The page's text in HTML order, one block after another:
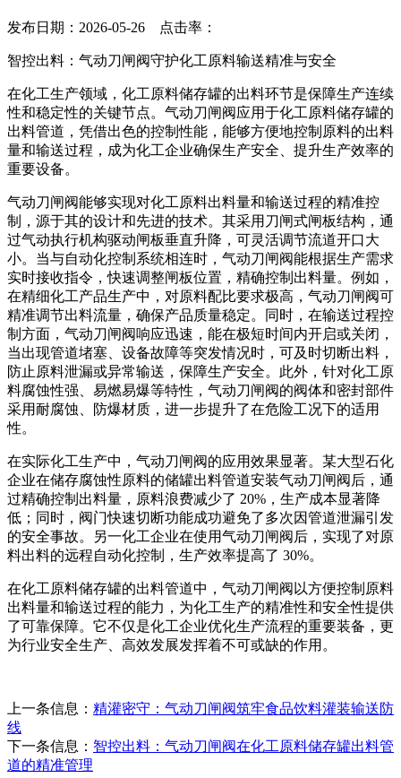
发布日期：2026-05-26 点击率：
智控出料：气动刀闸阀守护化工原料输送精准与安全
在化工生产领域，化工原料储存罐的出料环节是保障生产连续
性和稳定性的关键节点。气动刀闸阀应用于化工原料储存罐的
出料管道，凭借出色的控制性能，能够方便地控制原料的出料
量和输送过程，成为化工企业确保生产安全、提升生产效率的
重要设备。
气动刀闸阀能够实现对化工原料出料量和输送过程的精准控
制，源于其的设计和先进的技术。其采用刀闸式闸板结构，通
过气动执行机构驱动闸板垂直升降，可灵活调节流道开口大
小。当与自动化控制系统相连时，气动刀闸阀能根据生产需求
实时接收指令，快速调整闸板位置，精确控制出料量。例如，
在精细化工产品生产中，对原料配比要求极高，气动刀闸阀可
精准调节出料流量，确保产品质量稳定。同时，在输送过程控
制方面，气动刀闸阀响应迅速，能在极短时间内开启或关闭，
当出现管道堵塞、设备故障等突发情况时，可及时切断出料，
防止原料泄漏或异常输送，保障生产安全。此外，针对化工原
料腐蚀性强、易燃易爆等特性，气动刀闸阀的阀体和密封部件
采用耐腐蚀、防爆材质，进一步提升了在危险工况下的适用
性。
在实际化工生产中，气动刀闸阀的应用效果显著。某大型石化
企业在储存腐蚀性原料的储罐出料管道安装气动刀闸阀后，通
过精确控制出料量，原料浪费减少了 20%，生产成本显著降
低；同时，阀门快速切断功能成功避免了多次因管道泄漏引发
的安全事故。另一化工企业在使用气动刀闸阀后，实现了对原
料出料的远程自动化控制，生产效率提高了 30%。
在化工原料储存罐的出料管道中，气动刀闸阀以方便控制原料
出料量和输送过程的能力，为化工生产的精准性和安全性提供
了可靠保障。它不仅是化工企业优化生产流程的重要装备，更
为行业安全生产、高效发展发挥着不可或缺的作用。
上一条信息： 精灌密守：气动刀闸阀筑牢食品饮料灌装输送防
线
下一条信息： 智控出料：气动刀闸阀在化工原料储存罐出料管
道的精准管理